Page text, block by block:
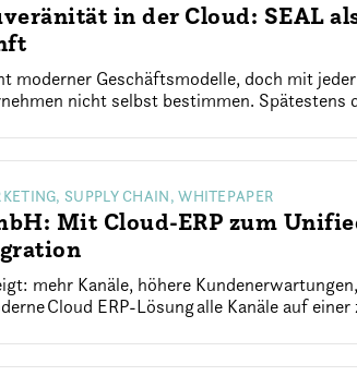
in der Cloud: SEAL
moderner Geschäftsmodelle, doch mit
nicht selbst bestimmen. Spätestens
SUPPLY CHAIN, WHITEPAPER
Mit Cloud-ERP zum
mehr Kanäle, höhere
Cloud ERP-Lösung alle Kanäle auf